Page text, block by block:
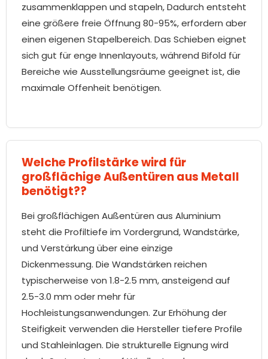
zusammenklappen und stapeln, Dadurch entsteht
eine größere freie Öffnung 80-95%, erfordern aber
einen eigenen Stapelbereich. Das Schieben eignet
sich gut für enge Innenlayouts, während Bifold für
Bereiche wie Ausstellungsräume geeignet ist, die
maximale Offenheit benötigen.
Welche Profilstärke wird für
großflächige Außentüren aus Metall
benötigt??
Bei großflächigen Außentüren aus Aluminium
steht die Profiltiefe im Vordergrund, Wandstärke,
und Verstärkung über eine einzige
Dickenmessung. Die Wandstärken reichen
typischerweise von 1.8-2.5 mm, ansteigend auf
2.5-3.0 mm oder mehr für
Hochleistungsanwendungen. Zur Erhöhung der
Steifigkeit verwenden die Hersteller tiefere Profile
und Stahleinlagen. Die strukturelle Eignung wird